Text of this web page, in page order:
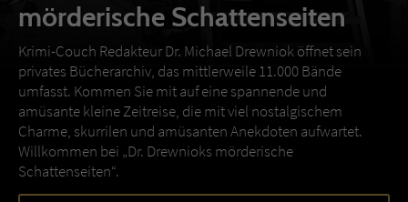
mörderische Schattenseiten
Krimi-Couch Redakteur Dr. Michael Drewniok öffnet sein
privates Bücherarchiv, das mittlerweile 11.000 Bände
umfasst. Kommen Sie mit auf eine spannende und
amüsante kleine Zeitreise, die mit viel nostalgischem
Charme, skurrilen und amüsanten Anekdoten aufwartet.
Willkommen bei „Dr. Drewnioks mörderische
Schattenseiten“.